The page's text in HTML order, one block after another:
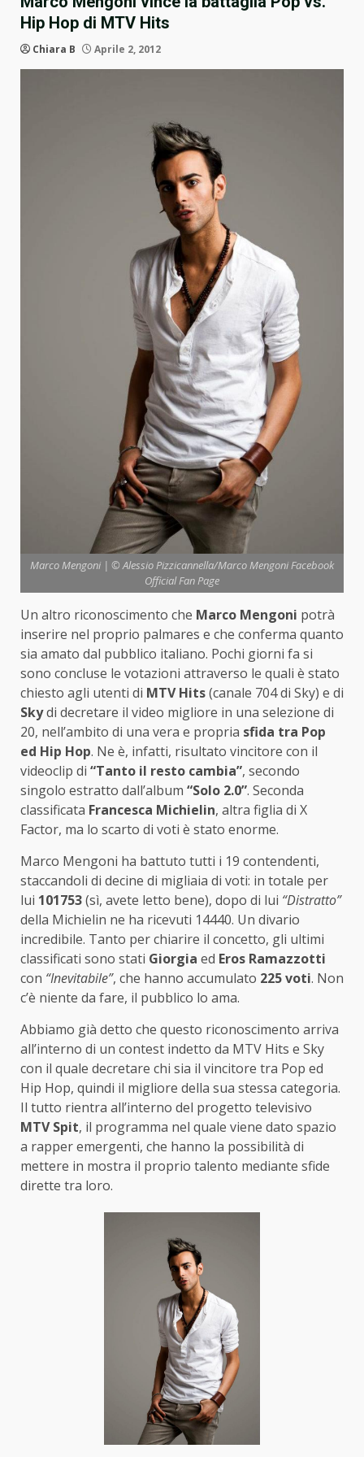
Hip Hop di MTV Hits
Chiara B Aprile 2, 2012
Marco Mengoni | © Alessio Pizzicannella/Marco Mengoni Facebook
Official Fan Page
Un altro riconoscimento che Marco Mengoni potrà
inserire nel proprio palmares e che conferma quanto
sia amato dal pubblico italiano. Pochi giorni fa si
sono concluse le votazioni attraverso le quali è stato
chiesto agli utenti di MTV Hits(canale 704 di Sky) e di
Skydi decretare il video migliore in una selezione di
20, nell’ambito di una vera e propria sfida tra Pop
ed Hip Hop. Ne è, infatti, risultato vincitore con il
videoclip di “Tanto il resto cambia”, secondo
singolo estratto dall’album “Solo 2.0”. Seconda
classificata Francesca Michielin, altra figlia di X
Factor, ma lo scarto di voti è stato enorme.
Marco Mengoni ha battuto tutti i 19 contendenti,
staccandoli di decine di migliaia di voti: in totale per
lui 101753(sì, avete letto bene), dopo di lui “Distratto”
della Michielin ne ha ricevuti 14440. Un divario
incredibile. Tanto per chiarire il concetto, gli ultimi
classificati sono stati Giorgia ed Eros Ramazzotti
con “Inevitabile”, che hanno accumulato 225 voti. Non
c’è niente da fare, il pubblico lo ama.
Abbiamo già detto che questo riconoscimento arriva
all’interno di un contest indetto da MTV Hits e Sky
con il quale decretare chi sia il vincitore tra Pop ed
Hip Hop, quindi il migliore della sua stessa categoria.
Il tutto rientra all’interno del progetto televisivo
MTV Spit, il programma nel quale viene dato spazio
a rapper emergenti, che hanno la possibilità di
mettere in mostra il proprio talento mediante sfide
dirette tra loro.